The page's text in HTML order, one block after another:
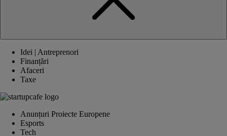
Idei | Antreprenori
Finanțări
Afaceri
Taxe
Anunțuri Proiecte Europene
Esports
Tech